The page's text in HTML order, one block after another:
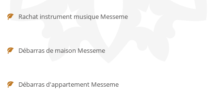
Rachat instrument musique Messeme
Débarras de maison Messeme
Débarras d'appartement Messeme